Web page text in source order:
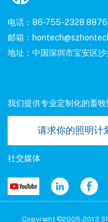
电话：86-755-2328 8876
邮箱：
地址：中国深圳市宝安区
我们提供专业定制化的畜牧
请求你的照明计
社交媒体
Copyright ©2005-2013